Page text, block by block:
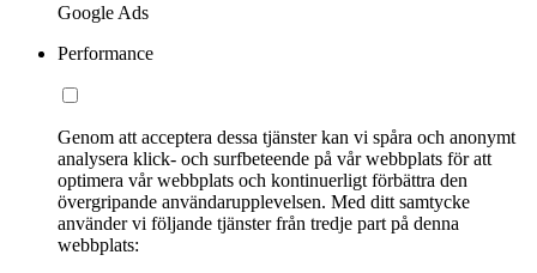
Google Ads
Performance
Genom att acceptera dessa tjänster kan vi spåra och anonymt
analysera klick- och surfbeteende på vår webbplats för att
optimera vår webbplats och kontinuerligt förbättra den
övergripande användarupplevelsen. Med ditt samtycke
använder vi följande tjänster från tredje part på denna
webbplats: